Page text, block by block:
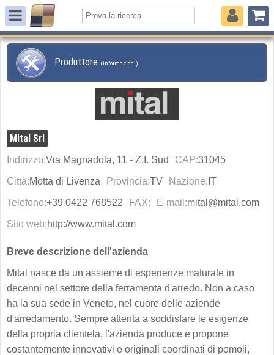
Produttore (informazioni)
Mital Srl
Indirizzo:Via Magnadola, 11 - Z.I. Sud CAP:31045
Città:Motta di Livenza Provincia:TV Nazione: IT
Telefono:+39 0422 768522 FAX: E-mail:mital@mital.com
Sito web:http://www.mital.com
Breve descrizione dell'azienda
Mital nasce da un assieme di esperienze maturate in
decenni nel settore della ferramenta d'arredo. Non a caso
ha la sua sede in Veneto, nel cuore delle aziende
d'arredamento. Sempre attenta a soddisfare le esigenze
della propria clientela, l'azienda produce e propone
costantemente innovativi e originali coordinati di pomoli,